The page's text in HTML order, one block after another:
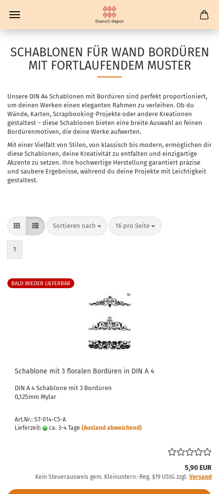
SCHABLONEN FÜR WAND BORDÜREN
MIT FORTLAUFENDEM MUSTER
Unsere DIN A4 Schablonen mit Bordüren sind perfekt proportioniert,
um deinen Werken einen eleganten Rahmen zu verleihen. Ob du
Wände, Karten, Scrapbooking-Projekte oder andere Kreationen
gestaltest – diese Schablonen bieten eine breite Auswahl an feinen
Bordürenmotiven, die deine Werke aufwerten.
Mit einer Vielfalt von Stilen, von klassisch bis modern, ermöglichen dir
diese Schablonen, deine Kreativität zu entfalten und einzigartige
Akzente zu setzen. Ihre hochwertige Herstellung garantiert präzise
und saubere Ergebnisse, während du deine Projekte mit Leichtigkeit
gestaltest.
Sortieren nach
Sortieren nach 16 pro Seite
pro Seite
1
BALD WIEDER LIEFERBAR
Schablone mit 3 floralen Bordüren in DIN A 4
DIN A 4 Schablone mit 3 Bordüren
0,125mm Mylar
Art.Nr.: ST-014-C5-A
Lieferzeit:
ca. 3-4 Tage (Ausland abweichend)
5,90 EUR
Kein Steuerausweis gem. Kleinuntern.-Reg. §19 UStG zzgl. Versand